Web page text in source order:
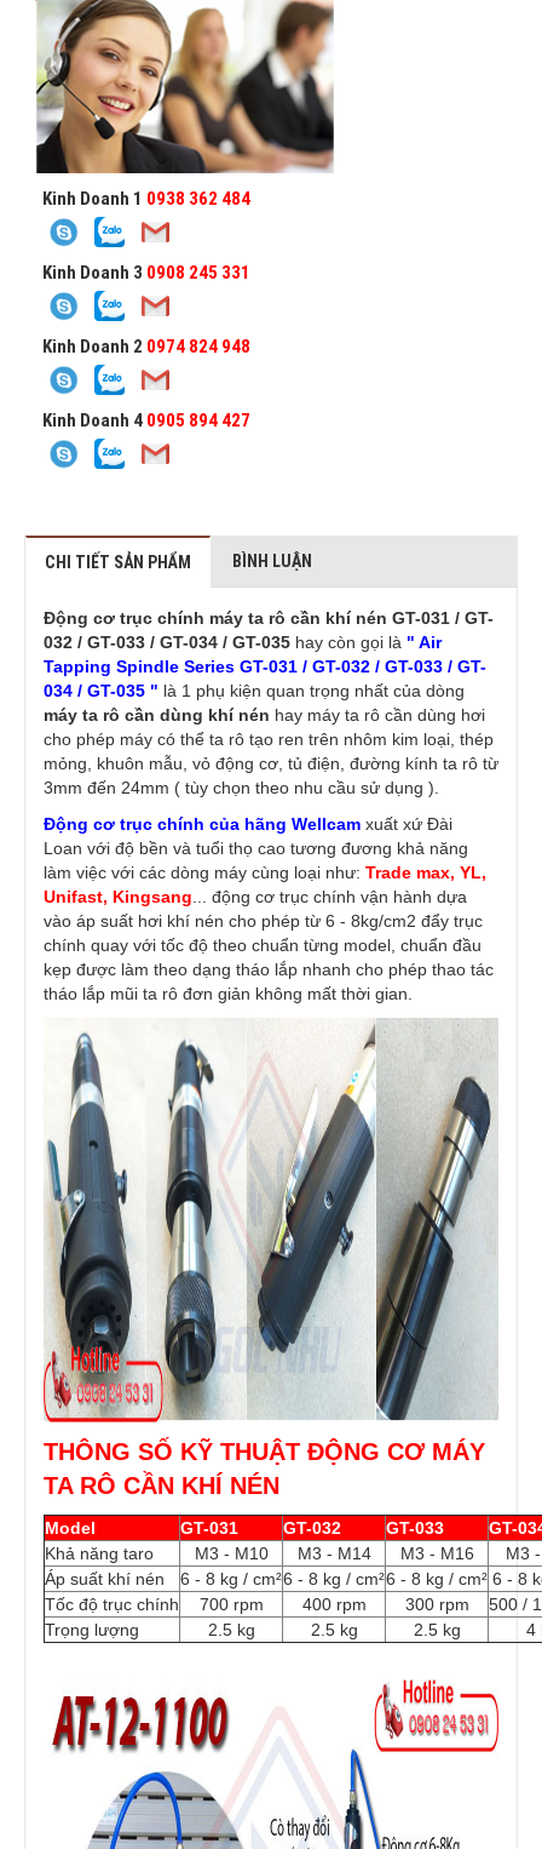
Kinh Doanh 1 0938 362 484
Kinh Doanh 3 0908 245 331
Kinh Doanh 2 0974 824 948
Kinh Doanh 4 0905 894 427
CHI TIẾT SẢN PHẨM BÌNH LUẬN
Động cơ trục chính máy ta rô cần khí nén GT-031 / GT-
032 / GT-033 / GT-034 / GT-035 hay còn gọi là " Air
Tapping Spindle Series GT-031 / GT-032 / GT-033 / GT-
034 / GT-035 " là 1 phụ kiện quan trọng nhất của dòng
máy ta rô cần dùng khí nén hay máy ta rô cần dùng hơi
cho phép máy có thể ta rô tạo ren trên nhôm kim loại, thép
mỏng, khuôn mẫu, vỏ động cơ, tủ điện, đường kính ta rô từ
3mm đến 24mm ( tùy chọn theo nhu cầu sử dụng ).
Động cơ trục chính của hãng Wellcam xuất xứ Đài
Loan với độ bền và tuổi thọ cao tương đương khả năng
làm việc với các dòng máy cùng loại như: Trade max, YL,
Unifast, Kingsang ... động cơ trục chính vận hành dựa
vào áp suất hơi khí nén cho phép từ 6 - 8kg/cm2 đẩy trục
chính quay với tốc độ theo chuẩn từng model, chuẩn đầu
kẹp được làm theo dạng tháo lắp nhanh cho phép thao tác
tháo lắp mũi ta rô đơn giản không mất thời gian.
THÔNG SỐ KỸ THUẬT ĐỘNG CƠ MÁY
TA RÔ CẦN KHÍ NÉN
Model GT-031 GT-032 GT-033
GT-
Khả năng taro
M3 - M10 M3 - M14 M3 - M16
M3
Áp suất khí nén
6 - 8 kg / cm²6 - 8 kg / cm²6 - 8 kg / cm² 6 - 8
Tốc độ trục chính
700 rpm 400 rpm 300 rpm
500 /
Trọng lượng
2.5 kg 2.5 kg 2.5 kg 4